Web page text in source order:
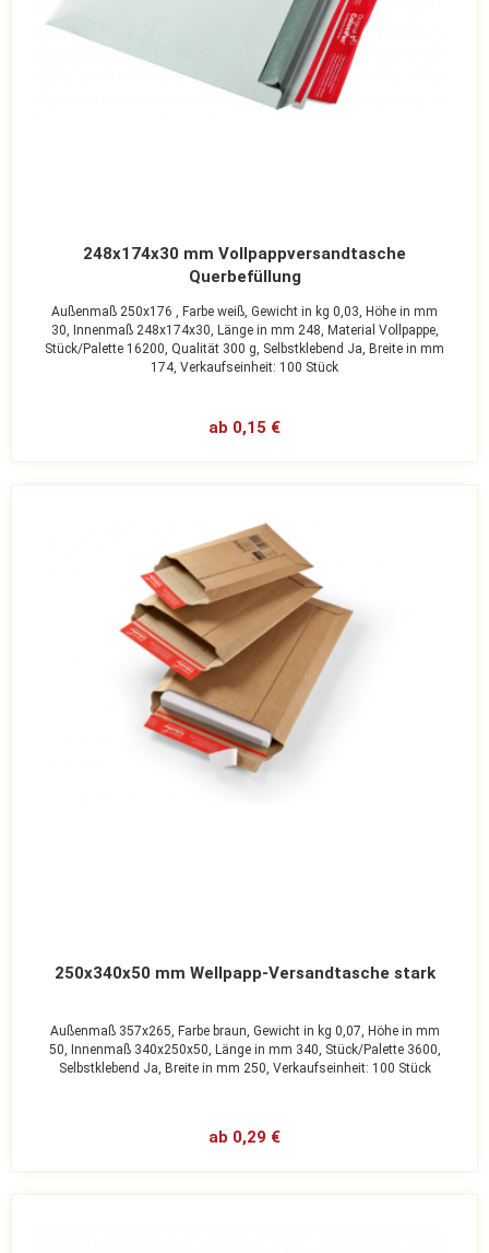
248x174x30 mm Vollpappversandtasche
Querbefüllung
Außenmaß 250x176 , Farbe weiß, Gewicht in kg 0,03, Höhe in mm
30, Innenmaß 248x174x30, Länge in mm 248, Material Vollpappe,
Stück/Palette 16200, Qualität 300 g, Selbstklebend Ja, Breite in mm
174, Verkaufseinheit: 100 Stück
ab 0,15 €
250x340x50 mm Wellpapp-Versandtasche stark
Außenmaß 357x265, Farbe braun, Gewicht in kg 0,07, Höhe in mm
50, Innenmaß 340x250x50, Länge in mm 340, Stück/Palette 3600,
Selbstklebend Ja, Breite in mm 250, Verkaufseinheit: 100 Stück
ab 0,29 €